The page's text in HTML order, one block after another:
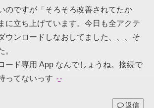
のですが「そろそろ改善されてたか
に立ち上げています。今日も全アクテ
ウンロードしなおしてました、、、そ
。
ード専用 App なんでしょうね。接続で
ってないっす
返信